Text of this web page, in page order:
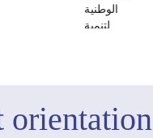
الوطنية
لتنمية
orientation